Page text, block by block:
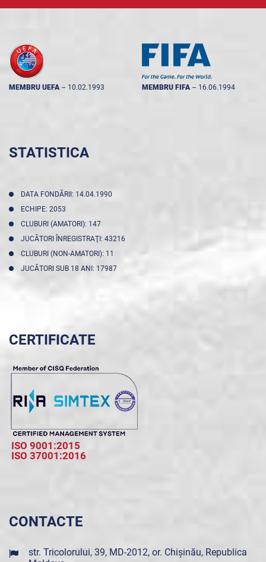
MEMBRU UEFA -- 10.02.1993 MEMBRU FIFA -- 16.06.1994
STATISTICA
DATA FONDĂRII: 14.04.1990
ECHIPE: 2053
CLUBURI (AMATORI): 147
JUCĂTORI ÎNREGISTRAŢI: 43216
CLUBURI (NON-AMATORI): 11
JUCĂTORI SUB 18 ANI: 17987
CERTIFICATE
ISO 9001:2015
ISO 37001:2016
CONTACTE
str. Tricolorului, 39, MD-2012, or. Chișinău, Republica